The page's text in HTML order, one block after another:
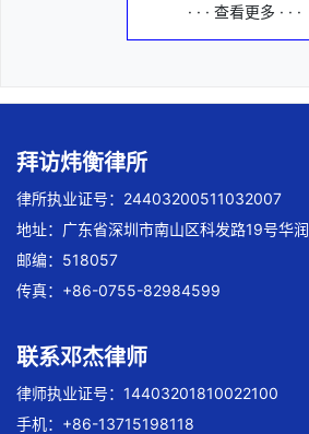
· · · 查看更多 · · ·
拜访炜衡律所
律所执业证号：24403200511032007
地址：广东省深圳市南山区科发路19号华
邮编：518057
传真：+86-0755-82984599
联系邓杰律师
律师执业证号：14403201810022100
手机：+86-13715198118